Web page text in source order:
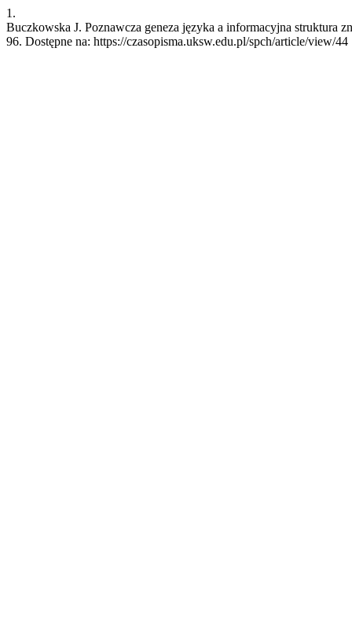
1.
Buczkowska J. Poznawcza geneza języka a informacyjna struktura
96. Dostępne na: https://czasopisma.uksw.edu.pl/spch/article/view/44